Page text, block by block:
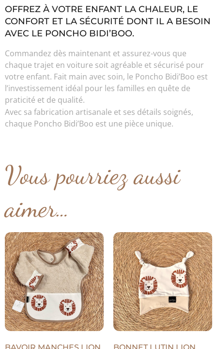
OFFREZ À VOTRE ENFANT LA CHALEUR, LE
CONFORT ET LA SÉCURITÉ DONT IL A BESOIN
AVEC LE PONCHO BIDI’BOO.
Commandez dès maintenant et assurez-vous que
chaque trajet en voiture soit agréable et sécurisé pour
votre enfant. Fait main avec soin, le Poncho Bidi’Boo est
l’investissement idéal pour les familles en quête de
praticité et de qualité.
Avec sa fabrication artisanale et ses détails soignés,
chaque Poncho Bidi’Boo est une pièce unique.
Vous pourriez aussi
aimer…